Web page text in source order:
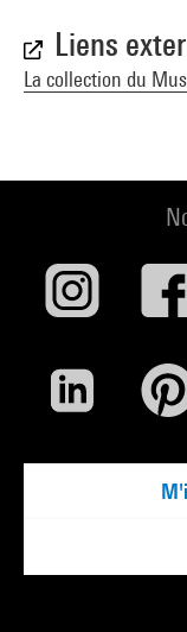
Liens
La collection du